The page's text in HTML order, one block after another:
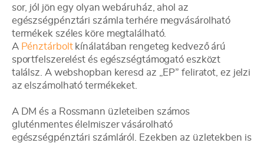
sor, jól jön egy olyan webáruház, ahol az
egészségpénztári számla terhére megvásárolható
termékek széles köre megtalálható.
A Pénztárboltkínálatában rengeteg kedvező árú
sportfelszerelést és egészségtámogató eszközt
találsz. A webshopban keresd az „EP” feliratot, ez jelzi
az elszámolható termékeket.
A DM és a Rossmann üzleteiben számos
gluténmentes élelmiszer vásárolható
egészségpénztári számláról. Ezekben az üzletekben is